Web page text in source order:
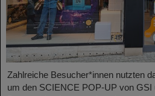
Zahlreiche Besucher*innen nutzten
um den SCIENCE POP-UP von GSI